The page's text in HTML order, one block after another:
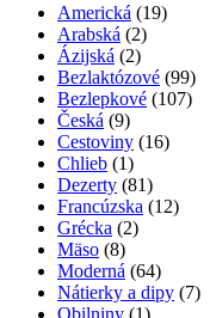
Americká (19)
Arabská (2)
Ázijská (2)
Bezlaktózové (99)
Bezlepkové (107)
Česká (9)
Cestoviny (16)
Chlieb (1)
Dezerty (81)
Francúzska (12)
Grécka (2)
Mäso (8)
Moderná (64)
Nátierky a dipy (7)
Obilniny (1)